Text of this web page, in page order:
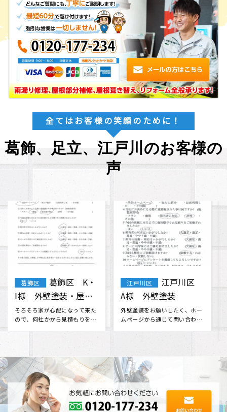
全てはお客様の笑顔のために！
葛飾、足立、江戸川のお客様の
声
江戸川区
江戸川区
Y・A様 屋根修理
外壁 塗装
この度は台風が2度も直撃する
という最悪な環境の中で、とて
葛飾区
葛飾区 T・
F様 屋根・外壁塗
装 棟板金工事 天窓
ガラス交換
無理だと思っていた火災保険会
社との交渉に対応してくださっ